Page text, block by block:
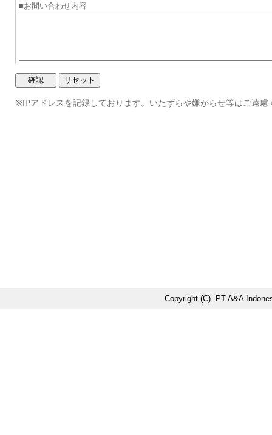
■お問い合わせ内容
※IPアドレスを記録しております。いたずらや嫌がらせ等はご遠慮
Copyright (C) PT.A&A